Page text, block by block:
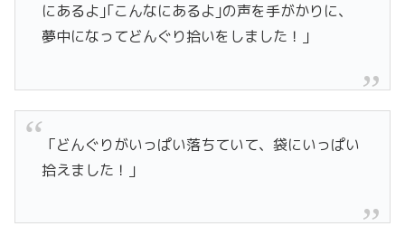
にあるよ｣｢こんなにあるよ｣の声を手がかりに、
夢中になってどんぐり拾いをしました！」
「どんぐりがいっぱい落ちていて、袋にいっぱい
拾えました！」